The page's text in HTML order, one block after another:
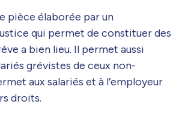
pièce élaborée par un
qui permet de constituer des
a bien lieu. Il permet aussi
grévistes de ceux non-
aux salariés et à l’employeur
droits.